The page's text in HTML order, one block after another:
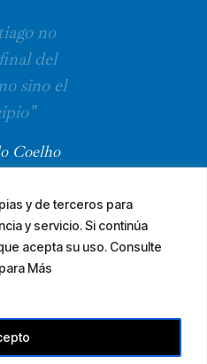
y de terceros para
y servicio. Si continúa
acepta su uso. Consulte
Más
no
del
sino el
Coelho
· diseña